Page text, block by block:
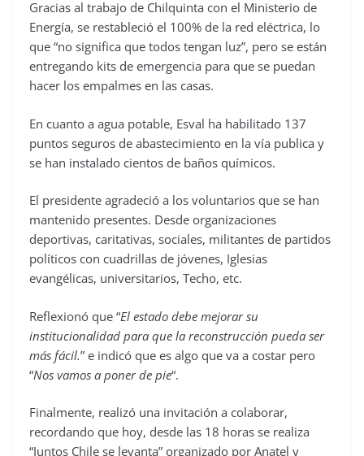
Gracias al trabajo de Chilquinta con el Ministerio de
Energía, se restableció el 100% de la red eléctrica, lo
que “no significa que todos tengan luz”, pero se están
entregando kits de emergencia para que se puedan
hacer los empalmes en las casas.
En cuanto a agua potable, Esval ha habilitado 137
puntos seguros de abastecimiento en la vía publica y
se han instalado cientos de baños químicos.
El presidente agradeció a los voluntarios que se han
mantenido presentes. Desde organizaciones
deportivas, caritativas, sociales, militantes de partidos
políticos con cuadrillas de jóvenes, Iglesias
evangélicas, universitarios, Techo, etc.
Reflexionó que “El estado debe mejorar su
institucionalidad para que la reconstrucción pueda ser
más fácil.” e indicó que es algo que va a costar pero
“Nos vamos a poner de pie“.
Finalmente, realizó una invitación a colaborar,
recordando que hoy, desde las 18 horas se realiza
“Juntos Chile se levanta” organizado por Anatel y